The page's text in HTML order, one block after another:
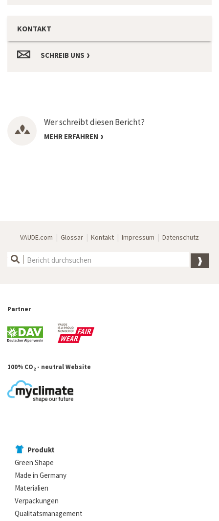
KONTAKT
SCHREIB UNS
Wer schreibt diesen Bericht?
MEHR ERFAHREN
VAUDE.com Glossar Kontakt Impressum Datenschutz
Partner
100% CO2 - neutral Website
Produkt
Green Shape
Made in Germany
Materialien
Verpackungen
Qualitätsmanagement